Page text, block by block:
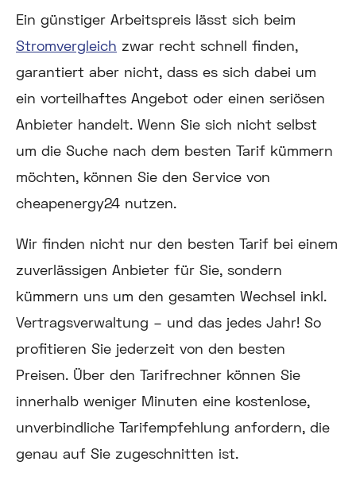
Ein günstiger Arbeitspreis lässt sich beim
Stromvergleich zwar recht schnell finden,
garantiert aber nicht, dass es sich dabei um
ein vorteilhaftes Angebot oder einen seriösen
Anbieter handelt. Wenn Sie sich nicht selbst
um die Suche nach dem besten Tarif kümmern
möchten, können Sie den Service von
cheapenergy24 nutzen.
Wir finden nicht nur den besten Tarif bei einem
zuverlässigen Anbieter für Sie, sondern
kümmern uns um den gesamten Wechsel inkl.
Vertragsverwaltung – und das jedes Jahr! So
profitieren Sie jederzeit von den besten
Preisen. Über den Tarifrechner können Sie
innerhalb weniger Minuten eine kostenlose,
unverbindliche Tarifempfehlung anfordern, die
genau auf Sie zugeschnitten ist.